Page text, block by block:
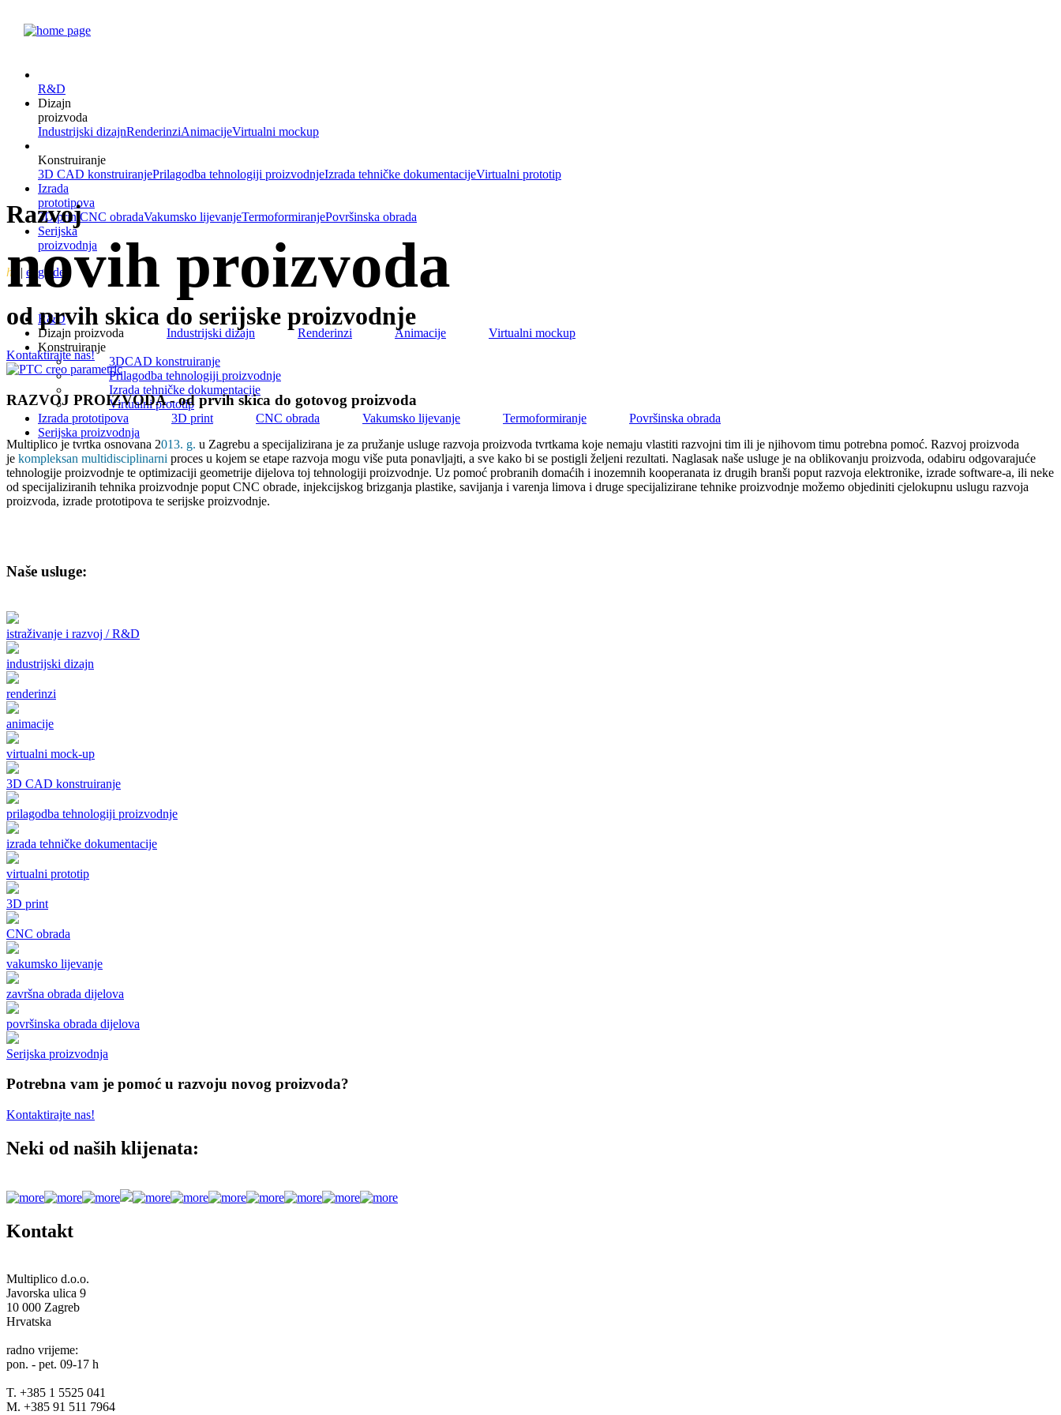
R&D
Dizajn
proizvoda
Industrijski dizajnRenderinziAnimacijeVirtualni mockup
Konstruiranje
3D CAD konstruiranjePrilagodba tehnologiji proizvodnjeIzrada tehničke dokumentacijeVirtualni prototip
Izrada
prototipova
3D print CNC obradaVakumsko lijevanjeTermoformiranjePovršinska obrada
Serijska
proizvodnja
hr
| eng| de
R&D
Dizajn proizvoda
Industrijski dizajn Renderinzi Animacije
Virtualni mockup
Konstruiranje
3DCAD konstruiranje
Prilagodba tehnologiji proizvodnje
Izrada tehničke dokumentacije
Virtualni prototip
Izrada prototipova
3D print CNC obrada Vakumsko lijevanje Termoformiranje
Površinska obrada
Serijska proizvodnja
Razvoj
novih proizvoda
od prvih skica do serijske proizvodnje
Kontaktirajte nas!
RAZVOJ PROIZVODA - od prvih skica do gotovog proizvoda
Multiplico je tvrtka osnovana 2013. g. u Zagrebu a specijalizirana je za pružanje usluge razvoja proizvoda tvrtkama koje nemaju vlastiti razvojni tim ili je njihovom timu potrebna pomoć. Razvoj proizvoda
je kompleksan multidisciplinarni proces u kojem se etape razvoja mogu više puta ponavljajti, a sve kako bi se postigli željeni rezultati. Naglasak naše usluge je na oblikovanju proizvoda, odabiru odgovarajuće
tehnologije proizvodnje te optimizaciji geometrije dijelova toj tehnologiji proizvodnje. Uz pomoć probranih domaćih i inozemnih kooperanata iz drugih branši poput razvoja elektronike, izrade software-a, ili neke
od specijaliziranih tehnika proizvodnje poput CNC obrade, injekcijskog brizganja plastike, savijanja i varenja limova i druge specijalizirane tehnike proizvodnje možemo objediniti cjelokupnu uslugu razvoja
proizvoda, izrade prototipova te serijske proizvodnje.
Naše usluge:
istraživanje i razvoj / R&D
industrijski dizajn
renderinzi
animacije
virtualni mock-up
3D CAD konstruiranje
prilagodba tehnologiji proizvodnje
izrada tehničke dokumentacije
virtualni prototip
3D print
CNC obrada
vakumsko lijevanje
završna obrada dijelova
površinska obrada dijelova
Serijska proizvodnja
Potrebna vam je pomoć u razvoju novog proizvoda?
Kontaktirajte nas!
Neki od naših klijenata:
Kontakt
Multiplico d.o.o.
Javorska ulica 9
10 000 Zagreb
Hrvatska
radno vrijeme:
pon. - pet. 09-17 h
T. +385 1 5525 041
M. +385 91 511 7964